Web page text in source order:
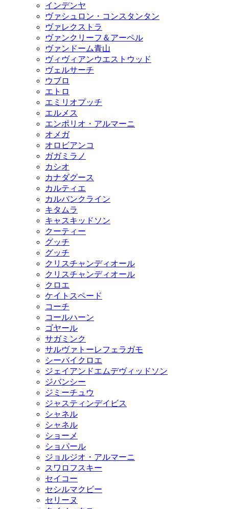
インデンヤ
ヴァシュロン・コンスタンタン
ヴァレクストラ
ヴァンクリーフ＆アーペル
ヴァンドーム青山
ヴィヴィアンウエストウッド
ヴェルサーチ
ウブロ
エトロ
エミリオプッチ
エルメス
エンポリオ・アルマーニ
オメガ
オロビアンコ
ガガミラノ
カシオ
カナダグース
カルティエ
カルバンクライン
キタムラ
キャスキッドソン
クーティー
グッチ
グッチ
クリスチャンディオール
クリスチャンディオール
クロエ
ケイトスペード
コーチ
コールハーン
ゴヤール
サガミンク
サルヴァトーレフェラガモ
シーバイクロエ
ジェイアンドエムデヴィッドソン
ジバンシー
ジミーチュウ
ジャスティンデイビス
シャネル
シャネル
ショーメ
ショパール
ジョルジオ・アルマーニ
スワロフスキー
セイコー
セシルマクビー
セリーヌ